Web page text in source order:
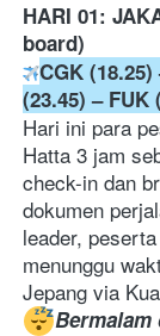
HARI 01:
board)
CGK
(23.45) – FUK
Hari ini para
Hatta 3 jam
check-in dan
dokumen
leader,
menunggu
Jepang via
Bermalam